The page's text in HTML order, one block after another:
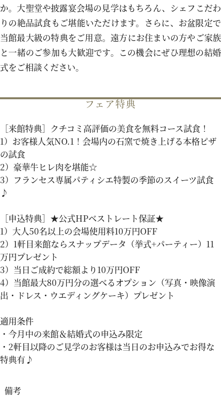
プロポーズご検討の方はこちら
パティスリーご利用の方はこちら
資料請求 お問い合わせ
プライバシーポリシー 運営会社情報
か。大聖堂や披露宴会場の見学はもちろん、シェフこだわ
りの絶品試食もご堪能いただけます。さらに、お盆限定で
当館最大級の特典をご用意。遠方にお住まいの方やご家族
と一緒のご参加も大歓迎です。この機会にぜひ理想の結婚
式をご相談ください。
フェア特典
［来館特典］クチコミ高評価の美食を無料コース試食！
1）お客様人気NO.1！会場内の石窯で焼き上げる本格ピザ
の試食
2）豪華牛ヒレ肉を堪能☆
3）フランセス専属パティシエ特製の季節のスイーツ試食
♪
［申込特典］★公式HPベストレート保証★
1）大人50名以上の会場使用料10万円OFF
2）1軒目来館ならスナップデータ（挙式+パーティー）11
万円プレゼント
3）当日ご成約で総額より10万円OFF
4）当館最大80万円分の選べるオプション（写真・映像演
出・ドレス・ウエディングケーキ）プレゼント
適用条件
・今月中の来館＆結婚式の申込み限定
・2軒目以降のご見学のお客様は当日のお申込みでお得な
特典有♪
備考